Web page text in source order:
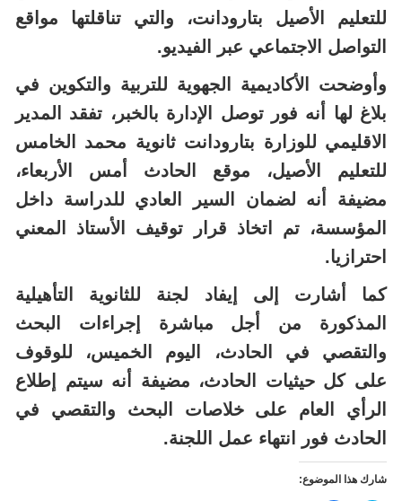
للتعليم الأصيل بتارودانت، والتي تناقلتها مواقع
التواصل الاجتماعي عبر الفيديو.
وأوضحت الأكاديمية الجهوية للتربية والتكوين في
بلاغ لها أنه فور توصل الإدارة بالخبر، تفقد المدير
الاقليمي للوزارة بتارودانت ثانوية محمد الخامس
للتعليم الأصيل، موقع الحادث أمس الأربعاء،
مضيفة أنه لضمان السير العادي للدراسة داخل
المؤسسة، تم اتخاذ قرار توقيف الأستاذ المعني
احترازيا.
كما أشارت إلى إيفاد لجنة للثانوية التأهيلية
المذكورة من أجل مباشرة إجراءات البحث
والتقصي في الحادث، اليوم الخميس، للوقوف
على كل حيثيات الحادث، مضيفة أنه سيتم إطلاع
الرأي العام على خلاصات البحث والتقصي في
الحادث فور انتهاء عمل اللجنة.
شارك هذا الموضوع: